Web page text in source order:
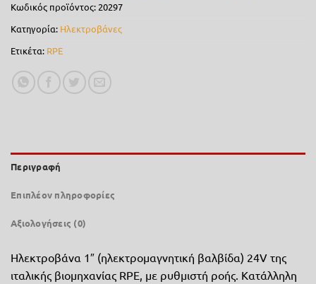
Κωδικός προϊόντος: 20297
Κατηγορία: Ηλεκτροβάνες
Ετικέτα: RPE
Περιγραφή
Επιπλέον πληροφορίες
Αξιολογήσεις (0)
Ηλεκτροβάνα 1″ (ηλεκτρομαγνητική βαλβίδα) 24V της
ιταλικής βιομηχανίας RPE, με ρυθμιστή ροής. Κατάλληλη